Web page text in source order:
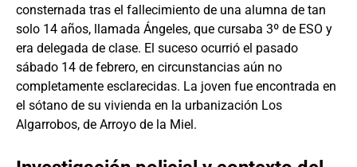
consternada tras el fallecimiento de una alumna de tan
solo 14 años, llamada Ángeles, que cursaba 3º de ESO y
era delegada de clase. El suceso ocurrió el pasado
sábado 14 de febrero, en circunstancias aún no
completamente esclarecidas. La joven fue encontrada en
el sótano de su vivienda en la urbanización Los
Algarrobos, de Arroyo de la Miel.